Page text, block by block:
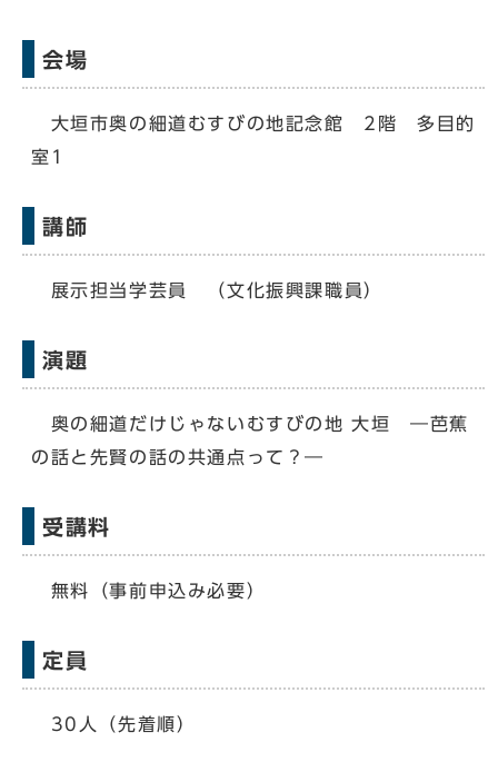
会場
大垣市奥の細道むすびの地記念館 2階 多目的
室1
講師
展示担当学芸員 （文化振興課職員）
演題
奥の細道だけじゃないむすびの地 大垣 ―芭蕉
の話と先賢の話の共通点って？―
受講料
無料（事前申込み必要）
定員
30人（先着順）